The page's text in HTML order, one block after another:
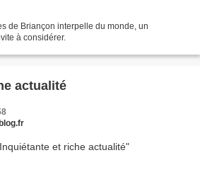
de Briançon interpelle du monde, un
à considérer.
actualité